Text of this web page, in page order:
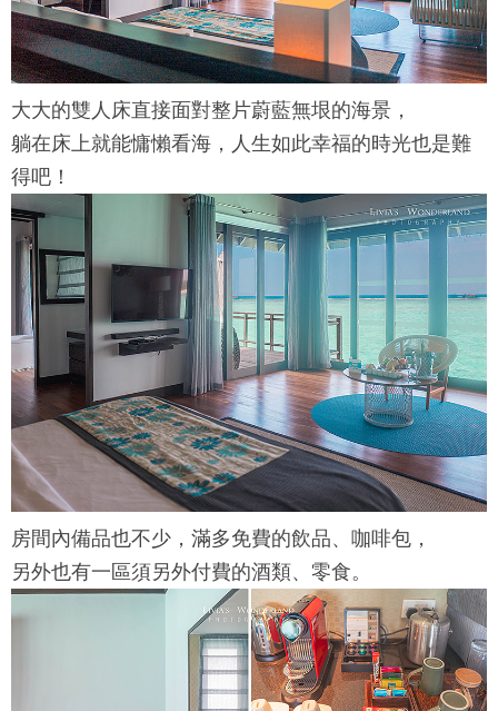
大大的雙人床直接面對整片蔚藍無垠的海景，
躺在床上就能慵懶看海，人生如此幸福的時光也是難
得吧！
房間內備品也不少，滿多免費的飲品、咖啡包，
另外也有一區須另外付費的酒類、零食。